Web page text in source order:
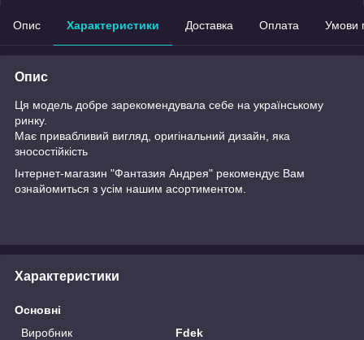
Опис Характеристики Доставка Оплата Умови
Опис
Ця модель добре зарекомендувала себе на українському
ринку.
Має привабливий вигляд, оригінальний дизайн, яка
зносостійкість
Інтернет-магазин "Фантазия Андрея" рекомендує Вам
ознайомиться з усім нашим асортиментом.
Характеристики
Основні
Виробник
Fdek